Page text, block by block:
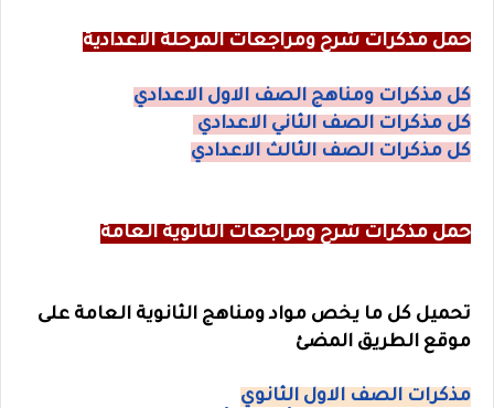
حمل مذكرات شرح ومراجعات المرحلة الاعدادية
كل مذكرات ومناهج الصف الاول الاعدادي
كل مذكرات الصف الثاني الاعدادي
كل مذكرات الصف الثالث الاعدادي
حمل مذكرات شرح ومراجعات الثانوية العامة
تحميل كل ما يخص مواد ومناهج الثانوية العامة على
موقع الطريق المضئ
مذكرات الصف الاول الثانوي